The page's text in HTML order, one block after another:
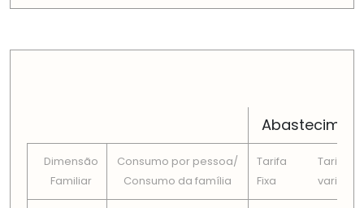
Dimensão
Familiar
Consumo por pessoa/
Consumo da famí­lia
Tarifa
Fixa
Tarifa
variável